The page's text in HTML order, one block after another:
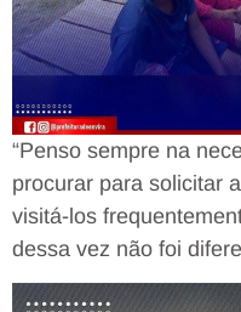
“Penso sempre na
procurar para solicitar
visitá-los
dessa vez não foi